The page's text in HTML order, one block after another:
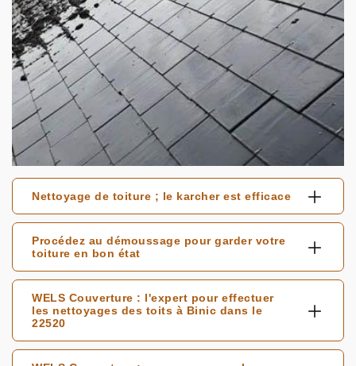
Nettoyage de toiture ; le karcher est efficace
Procédez au démoussage pour garder votre
toiture en bon état
WELS Couverture : l'expert pour effectuer
les nettoyages des toits à Binic dans le
22520